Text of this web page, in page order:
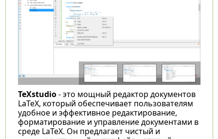
TeXstudio- это мощный редактор документов
LaTeX, который обеспечивает пользователям
удобное и эффективное редактирование,
форматирование и управление документами в
среде LaTeX. Он предлагает чистый и